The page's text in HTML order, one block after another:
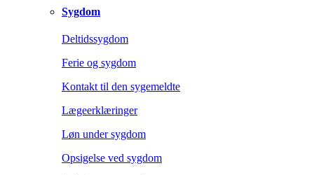
Sygdom
Deltidssygdom
Ferie og sygdom
Kontakt til den sygemeldte
Lægeerklæringer
Løn under sygdom
Opsigelse ved sygdom